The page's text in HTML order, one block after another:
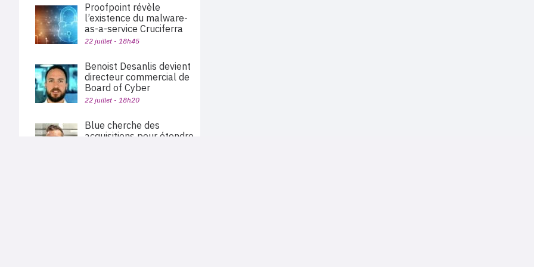
Proofpoint révèle
l’existence du malware-
as-a-service Cruciferra
22 juillet - 18h45
Benoist Desanlis devient
directeur commercial de
Board of Cyber
22 juillet - 18h20
Blue cherche des
acquisitions pour étendre